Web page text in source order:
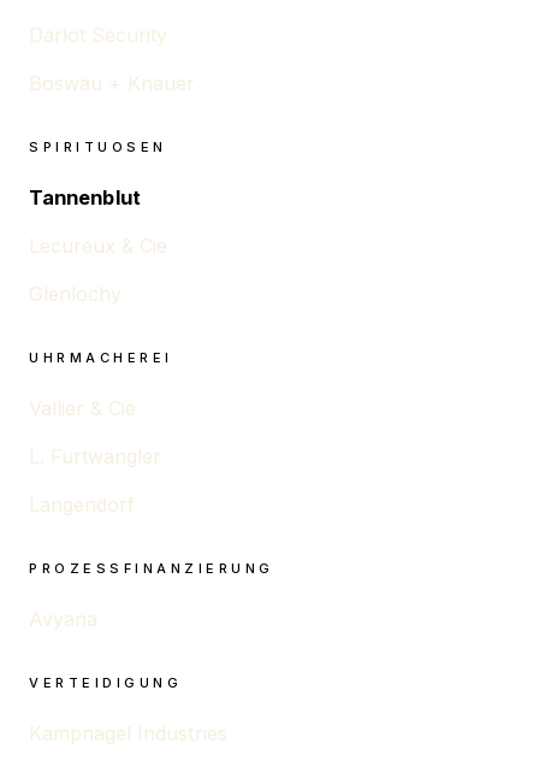
Darlot Security
Boswau + Knauer
SPIRITUOSEN
Tannenblut
Lecureux & Cie
Glenlochy
UHRMACHEREI
Vallier & Cie
L. Furtwängler
Langendorf
PROZESSFINANZIERUNG
Avyana
VERTEIDIGUNG
Kampnagel Industries